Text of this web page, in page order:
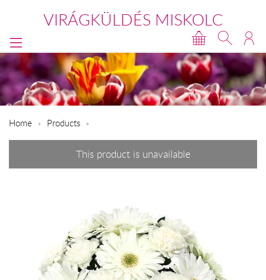
VIRÁGKÜLDÉS MISKOLC
Home Products
This product is unavailable